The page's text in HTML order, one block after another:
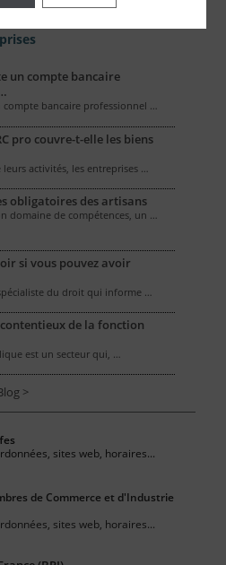
un compte bancaire
compte bancaire professionnel …
pro couvre-t-elle les biens
leurs activités, les entreprises …
obligatoires des artisans
domaine de compétences, un …
si vous pouvez avoir
du droit qui informe …
de la fonction
est un secteur qui, …
>
sites web, horaires...
de Commerce et d'Industrie
sites web, horaires...